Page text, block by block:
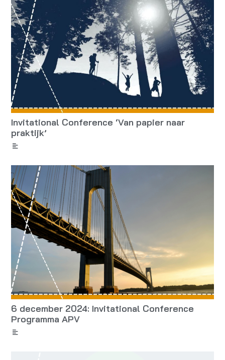
Invitational Conference ‘Van papier naar
praktijk’
6 december 2024: Invitational Conference
Programma APV